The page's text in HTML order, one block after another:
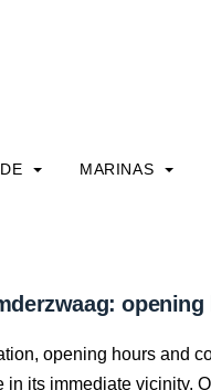
MARINAS
opening hours and
its immediate vicinity.